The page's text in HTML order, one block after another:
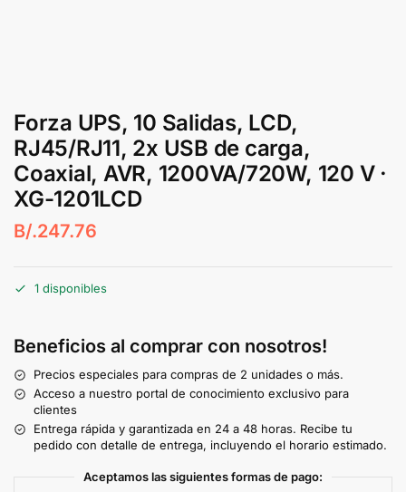
Forza UPS, 10 Salidas, LCD,
RJ45/RJ11, 2x USB de carga,
Coaxial, AVR, 1200VA/720W, 120 V ·
XG-1201LCD
B/.247.76
1 disponibles
Beneficios al comprar con nosotros!
Precios especiales para compras de 2 unidades o más.
Acceso a nuestro portal de conocimiento exclusivo para
clientes
Entrega rápida y garantizada en 24 a 48 horas. Recibe tu
pedido con detalle de entrega, incluyendo el horario estimado.
Aceptamos las siguientes formas de pago: